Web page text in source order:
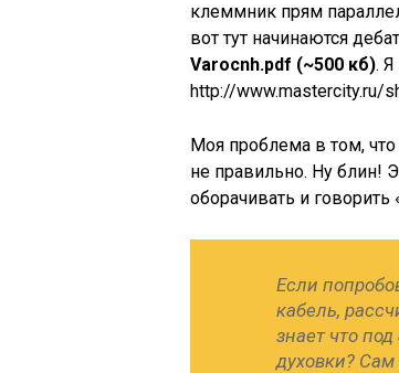
клеммник прям
вот тут начинаются
Varocnh.pdf (~500 кб). Я
http://www.mastercity.ru/
Моя проблема в том,
не правильно. Ну блин!
оборачивать и
Если
кабель,
знает что
духовки?